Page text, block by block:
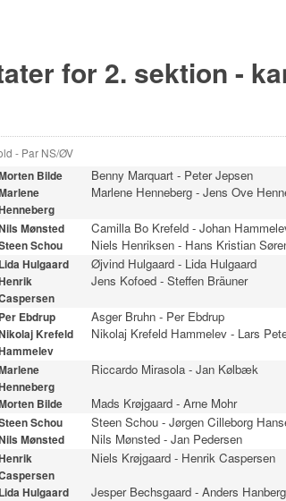
for 2. sektion -
- Par NS/ØV
Bilde Benny Marquart- Peter Jepsen
Marlene Henneberg- Jens Ove
Mønsted Camilla Bo Krefeld- Johan
Schou Niels Henriksen- Hans Kristian
Lida Hulgaard Øjvind Hulgaard- Lida Hulgaard
Jens Kofoed- Steffen Bräuner
Per Ebdrup Asger Bruhn- Per Ebdrup
Krefeld
Nikolaj Krefeld Hammelev- Lars
Riccardo Mirasola- Jan Kølbæk
Bilde Mads Krøjgaard- Arne Mohr
Schou Steen Schou- Jørgen Cilleborg
Mønsted Nils Mønsted- Jan Pedersen
Niels Krøjgaard- Henrik Caspersen
Lida Hulgaard Jesper Bechsgaard- Anders